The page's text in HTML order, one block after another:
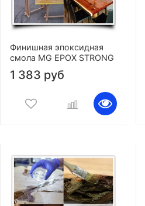
Финишная эпоксидная
смола MG EPOX STRONG
1 383 руб